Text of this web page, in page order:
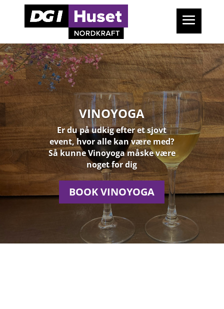
VINOYOGA
Er du på udkig efter et sjovt
event, hvor alle kan være med?
Så kunne Vinoyoga måske være
noget for dig
BOOK VINOYOGA